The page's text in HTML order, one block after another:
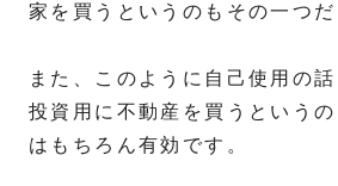
家を買うというのもその一つだ
また、このように自己使用の話
投資用に不動産を買うという
はもちろん有効です。